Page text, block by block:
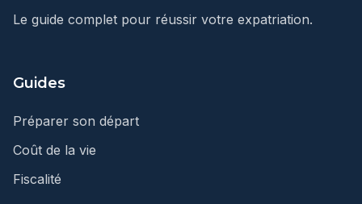
Le guide complet pour réussir votre expatriation.
Guides
Préparer son départ
Coût de la vie
Fiscalité